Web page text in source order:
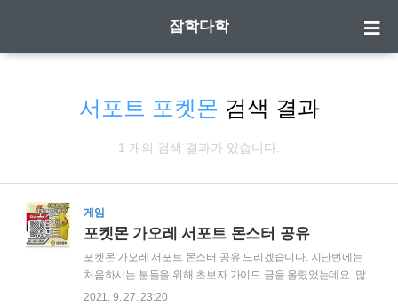
잡학다학
서포트 포켓몬 검색 결과
1 개의 검색 결과가 있습니다.
게임
포켓몬 가오레 서포트 몬스터 공유
포켓몬 가오레 서포트 몬스터 공유 드리겠습니다. 지난번에는
처음하시는 분들을 위해 초보자 가이드 글을 올렸었는데요. 많
은 분들이 궁금해 하시는 서포트 몬스터 사용방법과 사용가능
2021. 9. 27. 23:20